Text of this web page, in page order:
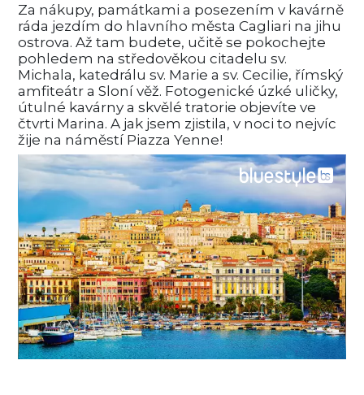
Za nákupy, památkami a posezením v kavárně
ráda jezdím do hlavního města Cagliari na jihu
ostrova. Až tam budete, učitě se pokochejte
pohledem na středověkou citadelu sv.
Michala, katedrálu sv. Marie a sv. Cecilie, římský
amfiteátr a Sloní věž. Fotogenické úzké uličky,
útulné kavárny a skvělé tratorie objevíte ve
čtvrti Marina. A jak jsem zjistila, v noci to nejvíc
žije na náměstí Piazza Yenne!